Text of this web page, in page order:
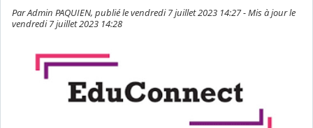
Par Admin PAQUIEN, publié le vendredi 7 juillet 2023 14:27 - Mis à jour le
vendredi 7 juillet 2023 14:28